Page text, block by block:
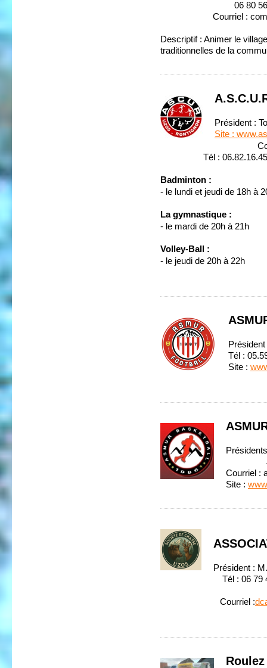
06 80 56
Courriel :
Descriptif : Animer le
traditionnelles de la
Président :
Site :
Courriel
Tél :
Badminton :
- le lundi et jeudi de 18h à
La gymnastique :
- le mardi de 20h à 21h
Volley-Ball :
- le jeudi de 20h à 22h
Tél :
Site :
Joris
Courriel :
Site :
Président :
Tél : 06 79 40
Courriel :